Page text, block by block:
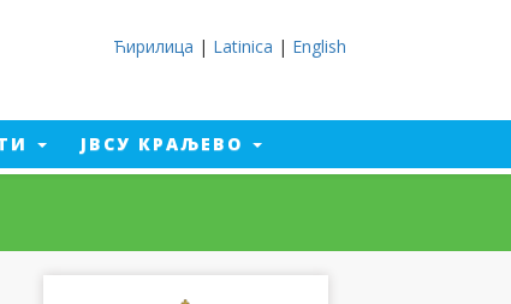
Ћирилица | Latinica | English
ЈВСУ КРАЉЕВО